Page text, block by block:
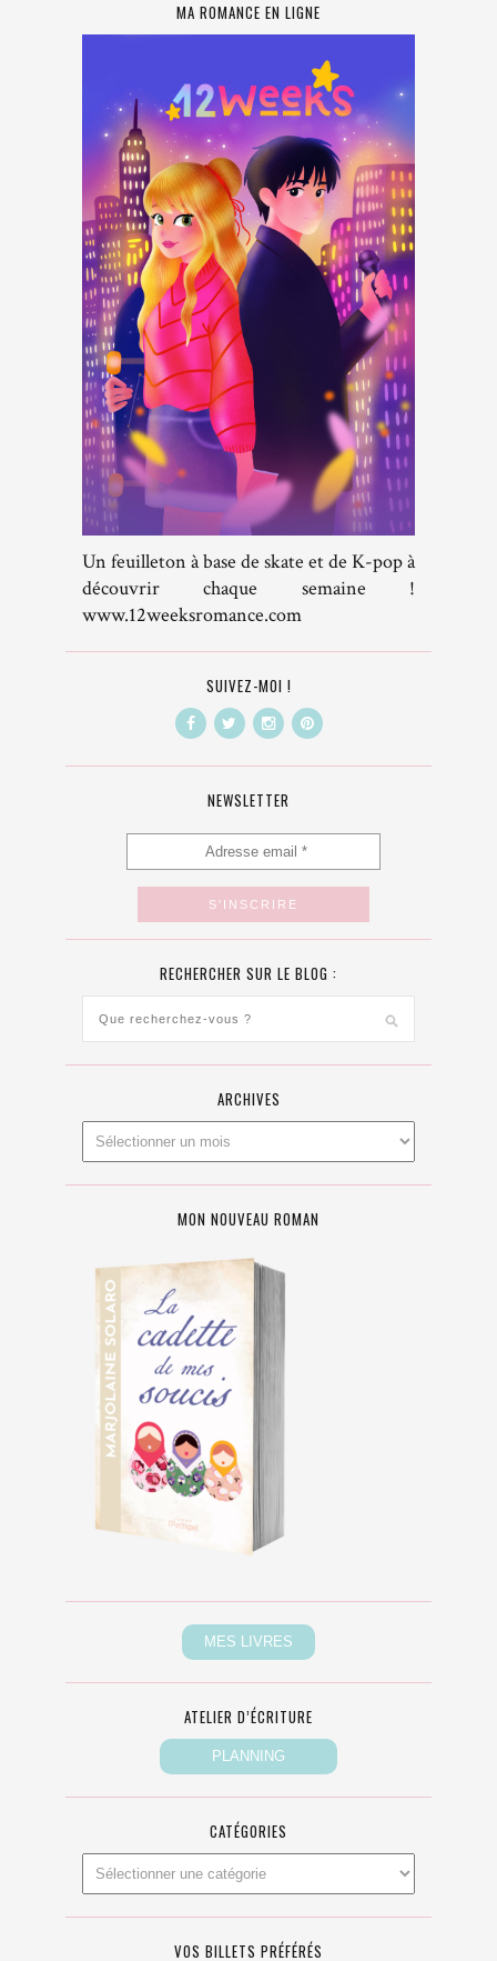
MA ROMANCE EN LIGNE
Un feuilleton à base de skate et de K-pop à
découvrir chaque semaine !
www.12weeksromance.com
SUIVEZ-MOI !
NEWSLETTER
RECHERCHER SUR LE BLOG :
ARCHIVES
MON NOUVEAU ROMAN
ATELIER D’ÉCRITURE
CATÉGORIES
VOS BILLETS PRÉFÉRÉS